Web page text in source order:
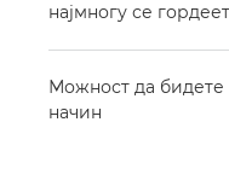
најмногу се
Можност да бидете
начин